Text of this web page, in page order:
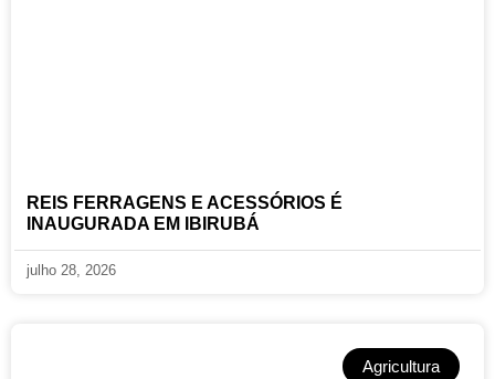
REIS FERRAGENS E ACESSÓRIOS É
INAUGURADA EM IBIRUBÁ
julho 28, 2026
Agricultura